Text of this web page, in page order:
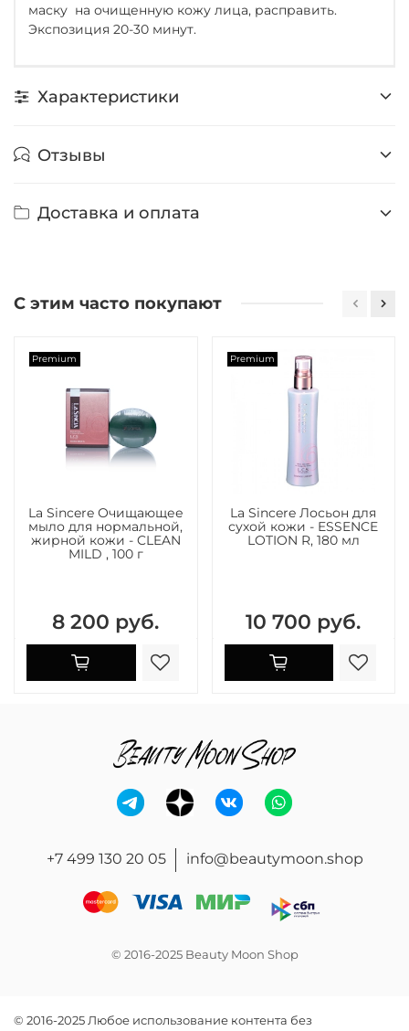
маску на очищенную кожу лица, расправить.
Экспозиция 20-30 минут.
Характеристики
Отзывы
Доставка и оплата
С этим часто покупают
Premium
La Sincere Очищающее
мыло для нормальной,
жирной кожи - CLEAN
MILD , 100 г
8 200 руб.
Premium
La Sincere Лосьон для
сухой кожи - ESSENCE
LOTION R, 180 мл
10 700 руб.
+7 499 130 20 05 info@beautymoon.shop
© 2016-2025 Beauty Moon Shop
© 2016-2025 Любое использование контента без